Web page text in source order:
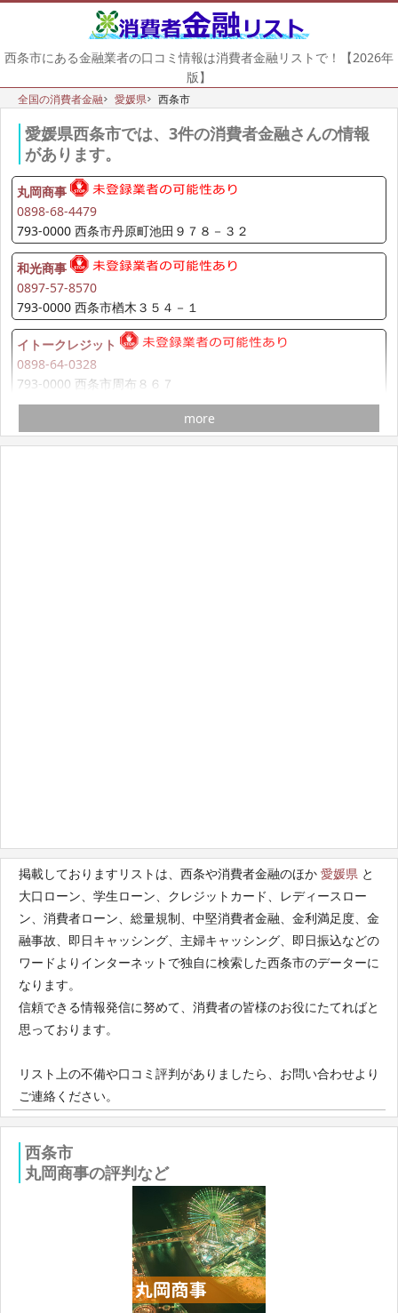
西条市にある金融業者の口コミ情報は消費者金融リストで！【2026年
版】
全国の消費者金融 愛媛県 西条市
愛媛県西条市では、3件の消費者金融さんの情報
があります。
丸岡商事
0898-68-4479
793-0000 西条市丹原町池田９７８－３２
和光商事
0897-57-8570
793-0000 西条市楢木３５４－１
イトークレジット
0898-64-0328
793-0000 西条市周布８６７
more
掲載しておりますリストは、西条や消費者金融のほか 愛媛県 と
大口ローン、学生ローン、クレジットカード、レディースロー
ン、消費者ローン、総量規制、中堅消費者金融、金利満足度、金
融事故、即日キャッシング、主婦キャッシング、即日振込などの
ワードよりインターネットで独自に検索した西条市のデーターに
なります。
信頼できる情報発信に努めて、消費者の皆様のお役にたてればと
思っております。
リスト上の不備や口コミ評判がありましたら、お問い合わせより
ご連絡ください。
西条市
丸岡商事の評判など